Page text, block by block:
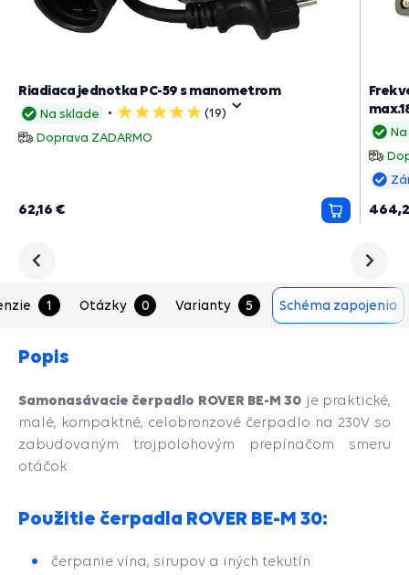
Na sklade
5
hviezdičiek
(19)
Doprava ZADARMO
Riadiaca jednotka PC-59 s manometrom
62,16 €
Pridať
košíka
1 Otázky 0 Varianty 5 Schéma zapojenia
Popis
Samonasávacie čerpadlo ROVER BE-M 30 je praktické,
malé, kompaktné, celobronzové čerpadlo na 230V so
zabudovaným trojpolohovým prepínačom smeru
otáčok.
Použitie čerpadla ROVER BE-M 30:
čerpanie vína, sirupov a iných tekutín